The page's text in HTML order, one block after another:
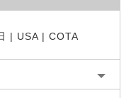
| USA | COTA